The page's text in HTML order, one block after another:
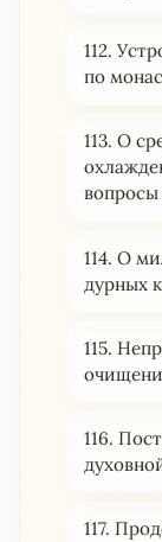
112.
по
113. О
вопросы
114. О
дурных
115.
116.
117.